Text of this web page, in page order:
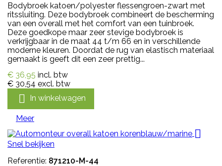
Bodybroek katoen/polyester flessengroen-zwart met
ritssluiting. Deze bodybroek combineert de bescherming
van een overall met het comfort van een tuinbroek.
Deze goedkope maar zeer stevige bodybroek is
verkrijgbaar in de maat 44 t/m 66 en in verschillende
moderne kleuren. Doordat de rug van elastisch materiaal
gemaakt is geeft dit een zeer prettig...
€ 36,95 incl. btw
€ 30,54 excl. btw
 In winkelwagen
Meer

Snel bekijken
Referentie: 871210-M-44